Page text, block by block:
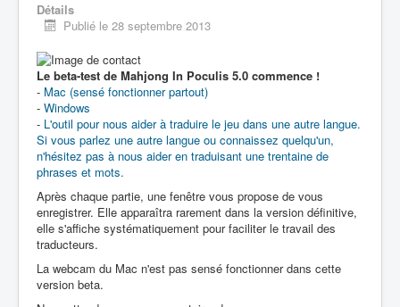
Détails
Publié le 28 septembre 2013
Le beta-test de Mahjong In Poculis 5.0 commence !
- Mac (sensé fonctionner partout)
- Windows
- L'outil pour nous aider à traduire le jeu dans une autre langue.
Si vous parlez une autre langue ou connaissez quelqu'un,
n'hésitez pas à nous aider en traduisant une trentaine de
phrases et mots.
Après chaque partie, une fenêtre vous propose de vous
enregistrer. Elle apparaîtra rarement dans la version définitive,
elle s'affiche systématiquement pour faciliter le travail des
traducteurs.
La webcam du Mac n'est pas sensé fonctionner dans cette
version beta.